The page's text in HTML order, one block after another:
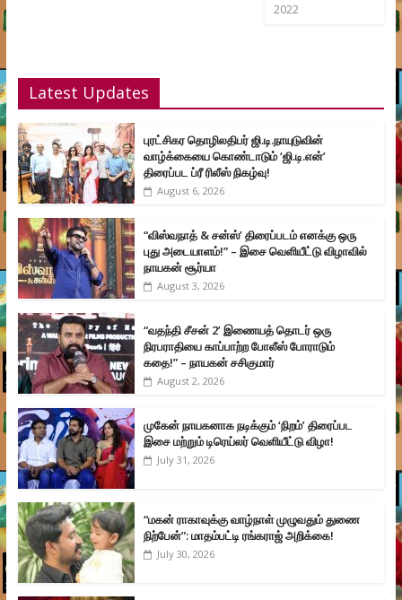
2022
Latest Updates
புரட்சிகர தொழிலதிபர் ஜி.டி.நாயுடுவின்
வாழ்க்கையை கொண்டாடும் ‘ஜி.டி.என்’
திரைப்பட ப்ரீ ரிலீஸ் நிகழ்வு!
August 6, 2026
“விஸ்வநாத் & சன்ஸ்’ திரைப்படம் எனக்கு ஒரு
புது அடையாளம்!” – இசை வெளியீட்டு விழாவில்
நாயகன் சூர்யா
August 3, 2026
“வதந்தி சீசன் 2’ இணையத் தொடர் ஒரு
நிரபராதியை காப்பாற்ற போலீஸ் போராடும்
கதை!” – நாயகன் சசிகுமார்
August 2, 2026
முகேன் நாயகனாக நடிக்கும் ‘நிறம்’ திரைப்பட
இசை மற்றும் டிரெய்லர் வெளியீட்டு விழா!
July 31, 2026
“மகன் ராகாவுக்கு வாழ்நாள் முழுவதும் துணை
நிற்பேன்”: மாதம்பட்டி ரங்கராஜ் அறிக்கை!
July 30, 2026